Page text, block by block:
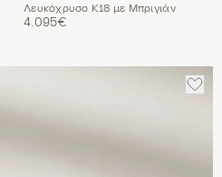
Λευκόχρυσο Κ18 με Μπριγιάν
4.095€
ΣΤΑ